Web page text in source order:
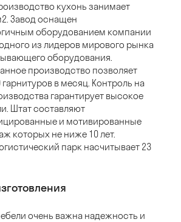
кухонь занимает
2. Завод оснащен
оборудованием компании
из лидеров мирового рынка
оборудования.
производство позволяет
в месяц. Контроль на
гарантирует высокое
Штат составляют
и мотивированные
которых не ниже 10 лет.
парк насчитывает 23
очень важна надежность и